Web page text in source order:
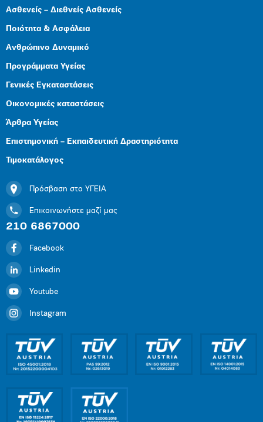
Ασθενείς – Διεθνείς Ασθενείς
Ποιότητα & Ασφάλεια
Ανθρώπινο Δυναμικό
Προγράμματα Υγείας
Γενικές Εγκαταστάσεις
Οικονομικές καταστάσεις
Άρθρα Υγείας
Επιστημονική – Εκπαιδευτική Δραστηριότητα
Τιμοκατάλογος
Πρόσβαση στο ΥΓΕΙΑ
Επικοινωνήστε μαζί μας
210 6867000
Facebook
Linkedin
Youtube
Instagram